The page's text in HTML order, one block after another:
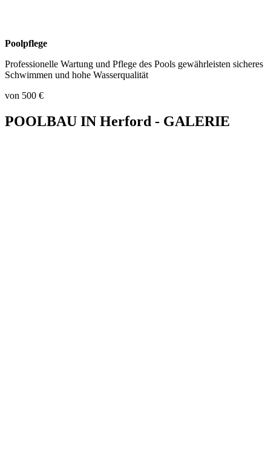
Poolpflege
Professionelle Wartung und Pflege des Pools gewährleisten sicheres
Schwimmen und hohe Wasserqualität
von 500 €
POOLBAU IN Herford - GALERIE